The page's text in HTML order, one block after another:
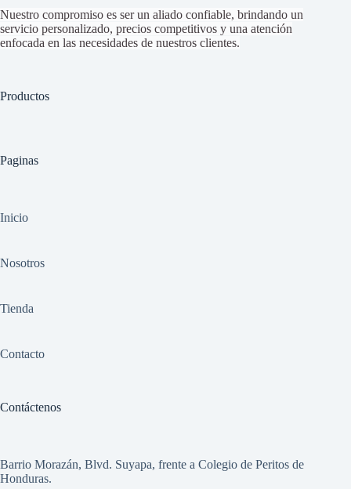
Nuestro compromiso es ser un aliado confiable, brindando un
servicio personalizado, precios competitivos y una atención
enfocada en las necesidades de nuestros clientes.
Productos
Paginas
Inicio
Nosotros
Tienda
Contacto
Contáctenos
Barrio Morazán, Blvd. Suyapa, frente a Colegio de Peritos de
Honduras.